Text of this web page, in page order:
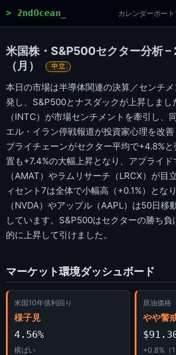
> 2ndOcean_ カレンダーポー
米国株・S&P500セクター分析
（月）
中立
本日の市場は半導体関連の決算／センチ
発し、S&P500とナスダックが上昇しまし
（INTC）が市場センチメントを牽引し、
エル・イラン停戦報道が投資家心理を改
プライチェーンがセクター平均で+4.8%
置も+7.4%の大幅上昇となり、アプライ
（AMAT）やラムリサーチ（LRCX）が目
ィセント7は全体で小幅高（+0.1%）とな
（NVDA）やアップル（AAPL）は50日移
しています。S&P500はセクターの勝ち負
的に上昇して引けました。
マーケット環境ダッシュボード
米国10年債利回り
様子見
4.56%
横ばい
原油価格
やや警
+0.8%（1